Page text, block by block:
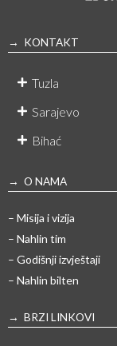
→ KONTAKT
Tuzla
Sarajevo
Bihać
→ O NAMA
– Misija i vizija
– Nahlin tim
– Godišnji izvještaji
– Nahlin bilten
→ BRZI LINKOVI